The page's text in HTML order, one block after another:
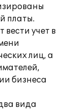
платы.
учет в
лиц, а
бизнеса
вида